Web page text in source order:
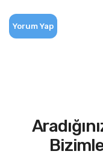
Yorum Yap